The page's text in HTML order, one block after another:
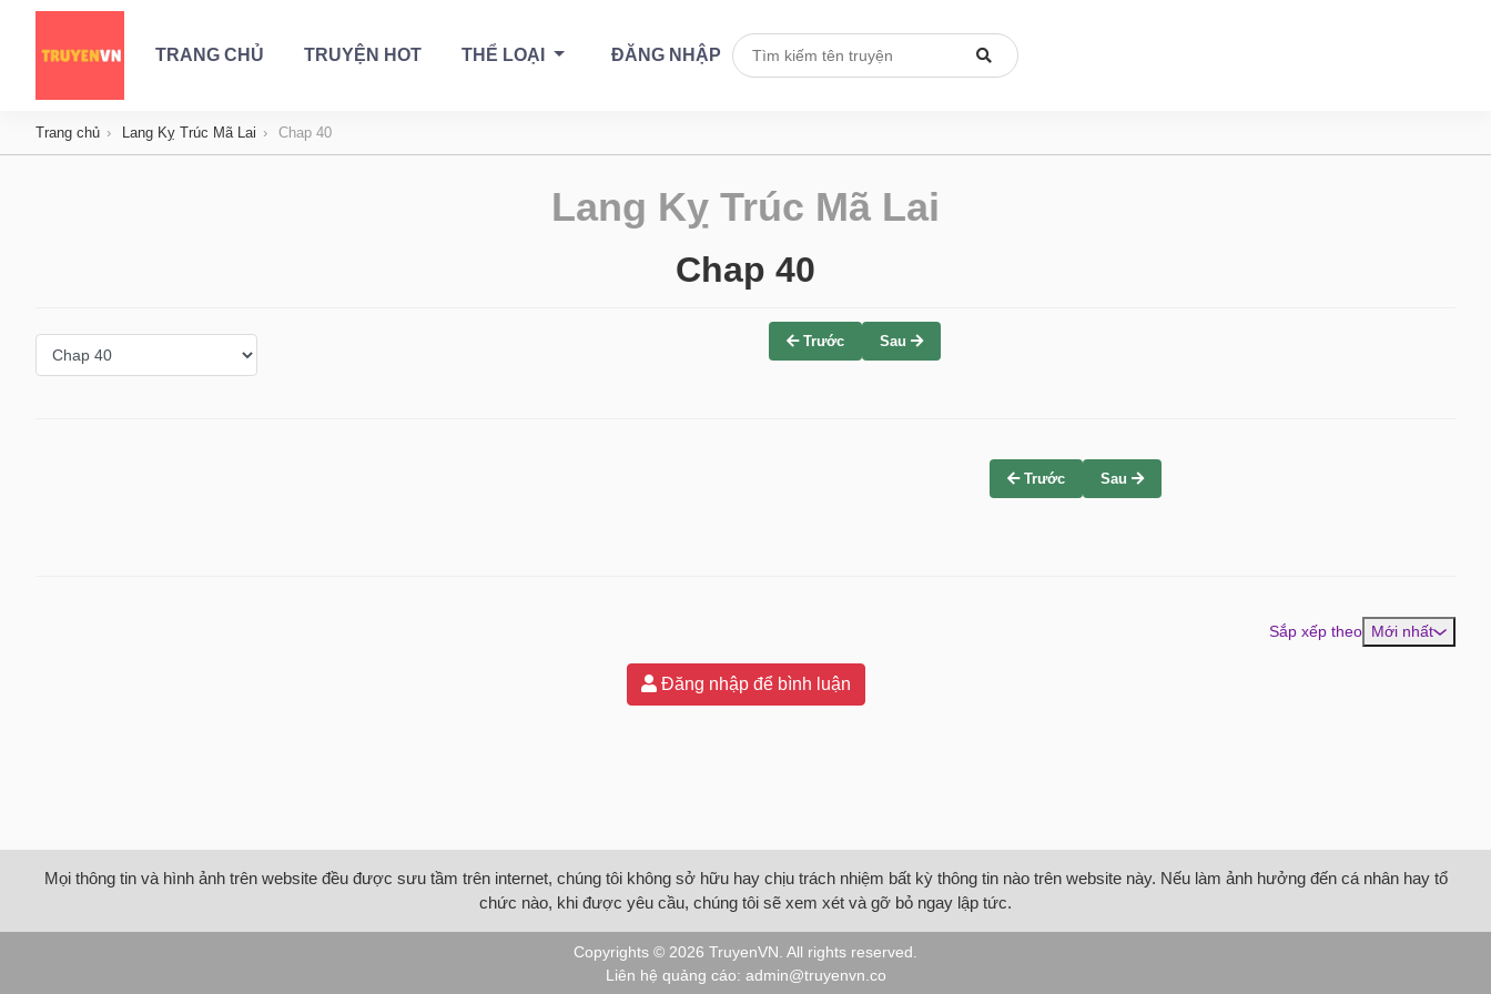
TRANG CHỦ TRUYỆN HOT THỂ LOẠI ĐĂNG NHẬP
Trang chủ Lang Kỵ Trúc Mã Lai Chap 40
Lang Kỵ Trúc Mã Lai
Chap 40
Trước Sau
Trước Sau
Sắp xếp theo Mới nhất
Đăng nhập để bình luận
Mọi thông tin và hình ảnh trên website đều được sưu tầm trên internet, chúng tôi không sở hữu hay chịu trách nhiệm bất kỳ thông tin nào trên website này. Nếu làm ảnh hưởng đến cá nhân hay tổ
chức nào, khi được yêu cầu, chúng tôi sẽ xem xét và gỡ bỏ ngay lập tức.
Copyrights © 2026 TruyenVN . All rights reserved.
Liên hệ quảng cáo: admin@truyenvn.co